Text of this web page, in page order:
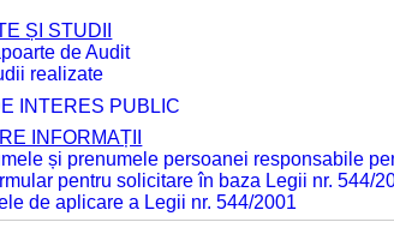
ȘI STUDII
de Audit
realizate
INTERES PUBLIC
INFORMAȚII
și prenumele persoanei responsabile
pentru solicitare în baza Legii nr. 544/
de aplicare a Legii nr. 544/2001